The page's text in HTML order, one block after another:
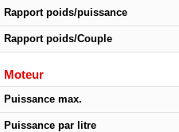
Rapport poids/puissance
Rapport poids/Couple
Moteur
Puissance max.
Puissance par litre